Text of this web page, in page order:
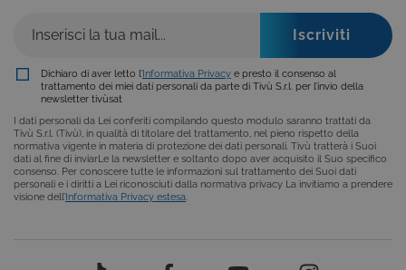
Dichiaro di aver letto l’Informativa Privacy e presto il consenso al
trattamento dei miei dati personali da parte di Tivù S.r.l. per l’invio della
newsletter tivùsat
I dati personali da Lei conferiti compilando questo modulo saranno trattati da
Tivù S.r.l. (Tivù), in qualità di titolare del trattamento, nel pieno rispetto della
normativa vigente in materia di protezione dei dati personali. Tivù tratterà i Suoi
dati al fine di inviarLe la newsletter e soltanto dopo aver acquisito il Suo specifico
consenso. Per conoscere tutte le informazioni sul trattamento dei Suoi dati
personali e i diritti a Lei riconosciuti dalla normativa privacy La invitiamo a prendere
visione dell’Informativa Privacy estesa
Microsoft
.NET.
Solitamente
utilizzato per
una sessione
utente
dal server.
CookieScriptConsent
CookieScript
.tivu.tv
6 mesi
Questo
viene
utilizzato dal
servizio